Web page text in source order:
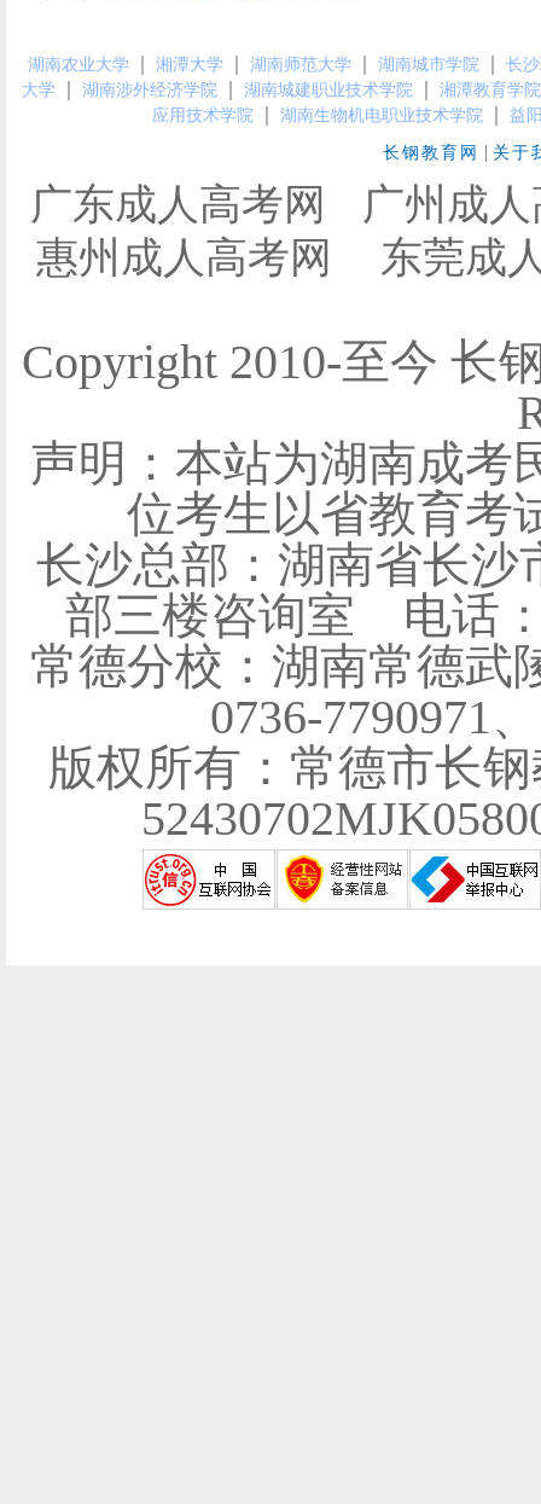
湖南农业大学 湘潭大学 湖南师范大学 湖南城市学院
长
大学
湖南涉外经济学院 湖南城建职业技术学院
湘潭教育学院
应用技术学院
湖南生物机电职业技术学院 益
长钢教育网 | 关于
广东成人高考网
广州成
惠州成人高考网
东莞成
Copyright 2010-至今 长
声明：本站为湖南成考
位考生以省教育考
长沙总部：湖南省长沙
部三楼咨询室 电话：
常德分校：湖南常德
0736-7790971
版权所有：常德市长